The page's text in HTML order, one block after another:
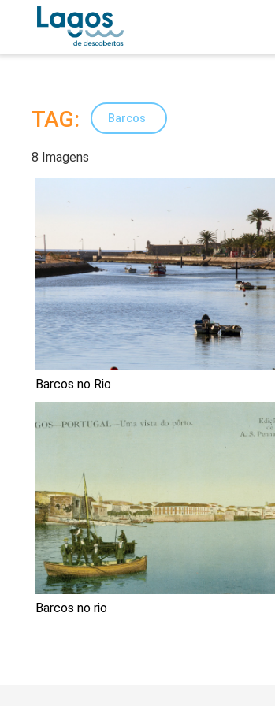
TAG: Barcos
8 Imagens
Barcos no Rio
Barcos no rio